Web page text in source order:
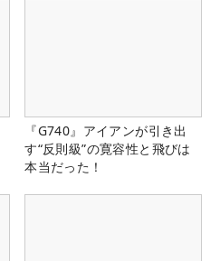
『G740』アイアンが引き出
す“反則級”の寛容性と飛びは
本当だった！